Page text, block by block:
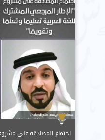
اجتماع المصادقة على